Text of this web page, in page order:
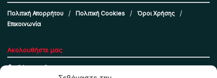
Πολιτική Απορρήτου Πολιτική Cookies
Όροι Χρήσης
Επικοινωνία
Ακολουθήστε μας